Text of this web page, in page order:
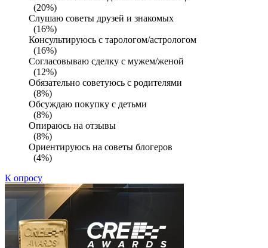
(20%)
Слушаю советы друзей и знакомых
(16%)
Консультируюсь с тарологом/астрологом
(16%)
Согласовываю сделку с мужем/женой
(12%)
Обязательно советуюсь с родителями
(8%)
Обсуждаю покупку с детьми
(8%)
Опираюсь на отзывы
(8%)
Ориентируюсь на советы блогеров
(4%)
К опросу